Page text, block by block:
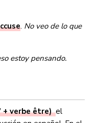
. No veo de lo que
estoy pensando.
+ verbe être)el